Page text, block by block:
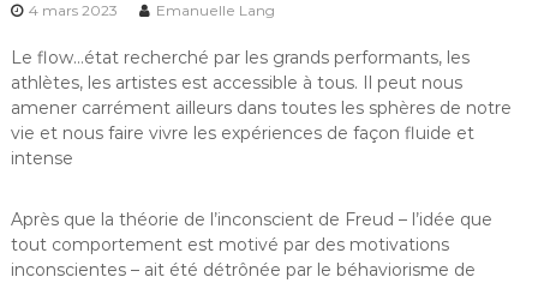
4 mars 2023 Emanuelle Lang
Le flow…état recherché par les grands performants, les
athlètes, les artistes est accessible à tous. Il peut nous
amener carrément ailleurs dans toutes les sphères de notre
vie et nous faire vivre les expériences de façon fluide et
intense
Après que la théorie de l’inconscient de Freud – l’idée que
tout comportement est motivé par des motivations
inconscientes – ait été détrônée par le béhaviorisme de